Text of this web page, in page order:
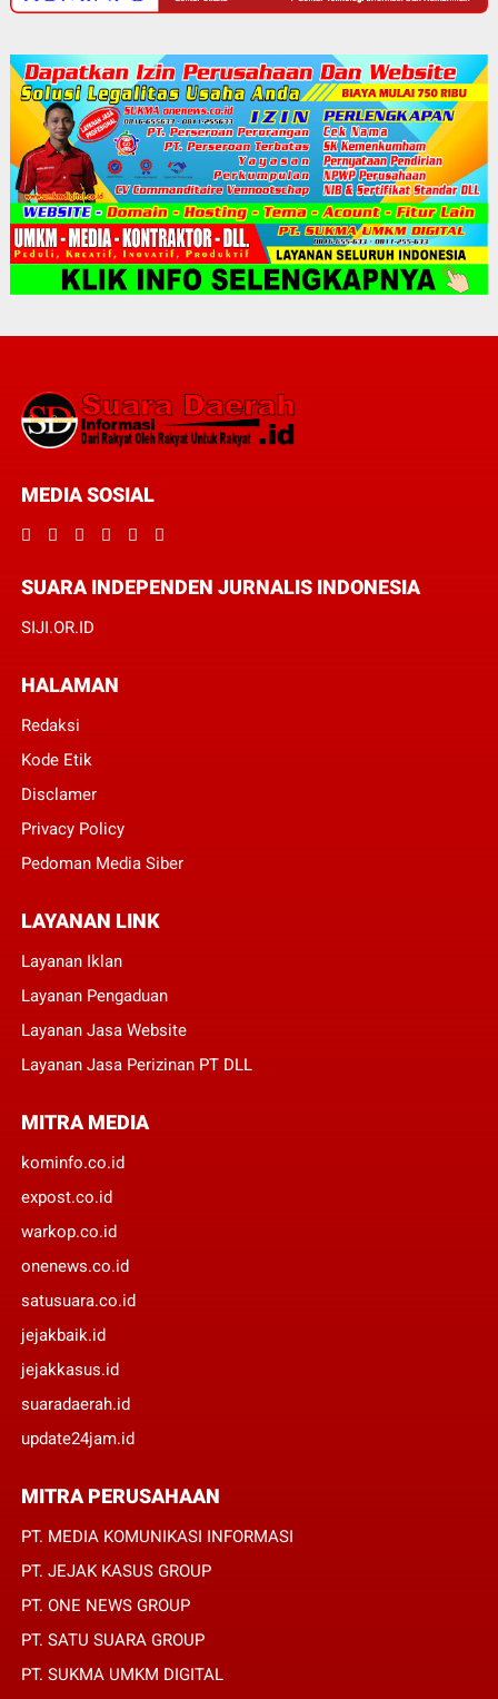
MEDIA SOSIAL
SUARA INDEPENDEN JURNALIS INDONESIA
SIJI.OR.ID
HALAMAN
Redaksi
Kode Etik
Disclamer
Privacy Policy
Pedoman Media Siber
LAYANAN LINK
Layanan Iklan
Layanan Pengaduan
Layanan Jasa Website
Layanan Jasa Perizinan PT DLL
MITRA MEDIA
kominfo.co.id
expost.co.id
warkop.co.id
onenews.co.id
satusuara.co.id
jejakbaik.id
jejakkasus.id
suaradaerah.id
update24jam.id
MITRA PERUSAHAAN
PT. MEDIA KOMUNIKASI INFORMASI
PT. JEJAK KASUS GROUP
PT. ONE NEWS GROUP
PT. SATU SUARA GROUP
PT. SUKMA UMKM DIGITAL